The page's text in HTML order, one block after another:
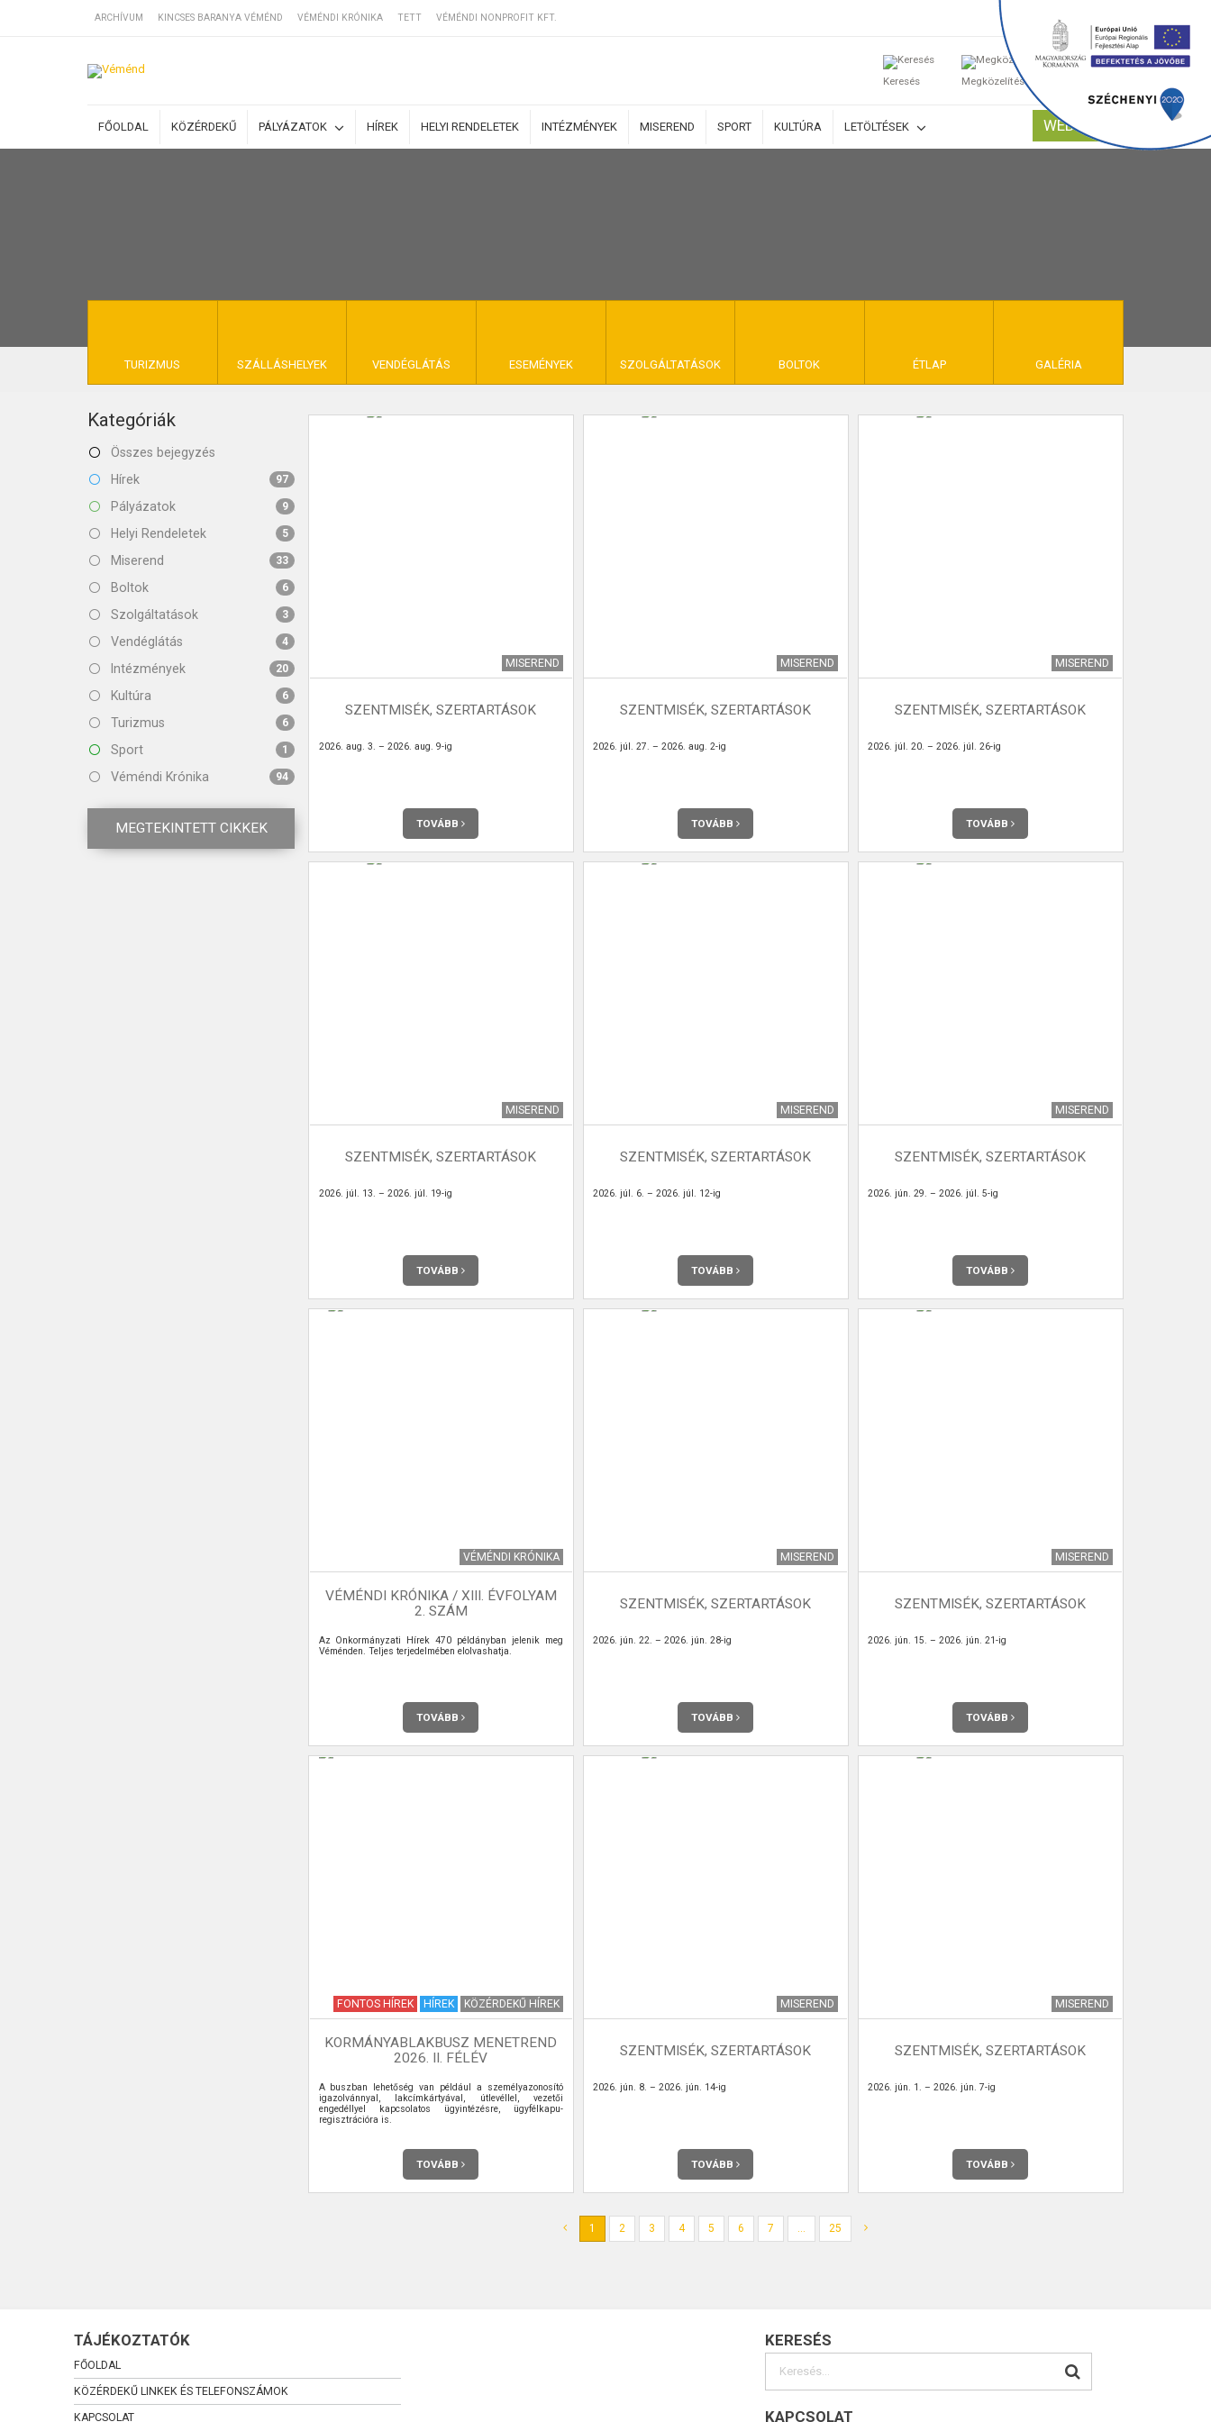
ARCHÍVUM KINCSES BARANYA VÉMÉND VÉMÉNDI KRÓNIKA TETT VÉMÉNDI NONPROFIT KFT.
Keresés Megközelítés
0
FŐOLDAL KÖZÉRDEKŰ PÁLYÁZATOK HÍREK HELYI RENDELETEK INTÉZMÉNYEK MISEREND SPORT KULTÚRA LETÖLTÉSEK WEBSHOP
TURIZMUS SZÁLLÁSHELYEK VENDÉGLÁTÁS ESEMÉNYEK SZOLGÁLTATÁSOK BOLTOK ÉTLAP GALÉRIA
SZÁLLÁSOK
BEJEGYZÉSEK
KINCSES BARANYA VÉMÉND
KAPCSOLAT
Kategóriák
Összes bejegyzés
Hírek
97
Pályázatok 9
Helyi Rendeletek 5
Miserend 33
Boltok 6
Szolgáltatások 3
Vendéglátás 4
Intézmények 20
Kultúra 6
Turizmus 6
Sport 1
Véméndi Krónika 94
MEGTEKINTETT CIKKEK
MISEREND
SZENTMISÉK, SZERTARTÁSOK
2026. aug. 3. – 2026. aug. 9-ig
TOVÁBB
MISEREND
SZENTMISÉK, SZERTARTÁSOK
2026. júl. 27. – 2026. aug. 2-ig
TOVÁBB
MISEREND
SZENTMISÉK, SZERTARTÁSOK
2026. júl. 20. – 2026. júl. 26-ig
TOVÁBB
MISEREND
SZENTMISÉK, SZERTARTÁSOK
2026. júl. 13. – 2026. júl. 19-ig
TOVÁBB
MISEREND
SZENTMISÉK, SZERTARTÁSOK
2026. júl. 6. – 2026. júl. 12-ig
TOVÁBB
MISEREND
SZENTMISÉK, SZERTARTÁSOK
2026. jún. 29. – 2026. júl. 5-ig
TOVÁBB
VÉMÉNDI KRÓNIKA
VÉMÉNDI KRÓNIKA / XIII. ÉVFOLYAM
2. SZÁM
Az Önkormányzati Hírek 470 példányban jelenik meg
Véménden. Teljes terjedelmében elolvashatja.
TOVÁBB
MISEREND
SZENTMISÉK, SZERTARTÁSOK
2026. jún. 22. – 2026. jún. 28-ig
TOVÁBB
MISEREND
SZENTMISÉK, SZERTARTÁSOK
2026. jún. 15. – 2026. jún. 21-ig
TOVÁBB
FONTOS HÍREK HÍREK KÖZÉRDEKŰ HÍREK
KORMÁNYABLAKBUSZ MENETREND
2026. II. FÉLÉV
A buszban lehetőség van például a személyazonosító
igazolvánnyal, lakcímkártyával, útlevéllel, vezetői
engedéllyel kapcsolatos ügyintézésre, ügyfélkapu-
regisztrációra is.
TOVÁBB
MISEREND
SZENTMISÉK, SZERTARTÁSOK
2026. jún. 8. – 2026. jún. 14-ig
TOVÁBB
MISEREND
SZENTMISÉK, SZERTARTÁSOK
2026. jún. 1. – 2026. jún. 7-ig
TOVÁBB
1 2 3 4 5 6 7 ... 25
TÁJÉKOZTATÓK
FŐOLDAL
KÖZÉRDEKŰ LINKEK ÉS TELEFONSZÁMOK
KAPCSOLAT
KERESÉS
KAPCSOLAT